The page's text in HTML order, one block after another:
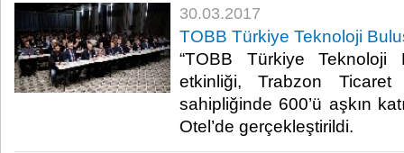
30.03.2017
TOBB Türkiye Teknoloji
“TOBB Türkiye Teknoloji
etkinliği, Trabzon
sahipliğinde 600’ü aşkın
Otel’de gerçekleştirildi.​